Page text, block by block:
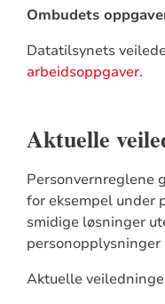
Ombudets
Datatilsynets
arbeidsoppgaver.
Aktuelle
Personvernreglene
for eksempel under
smidige løsninger
personopplysninger
Aktuelle